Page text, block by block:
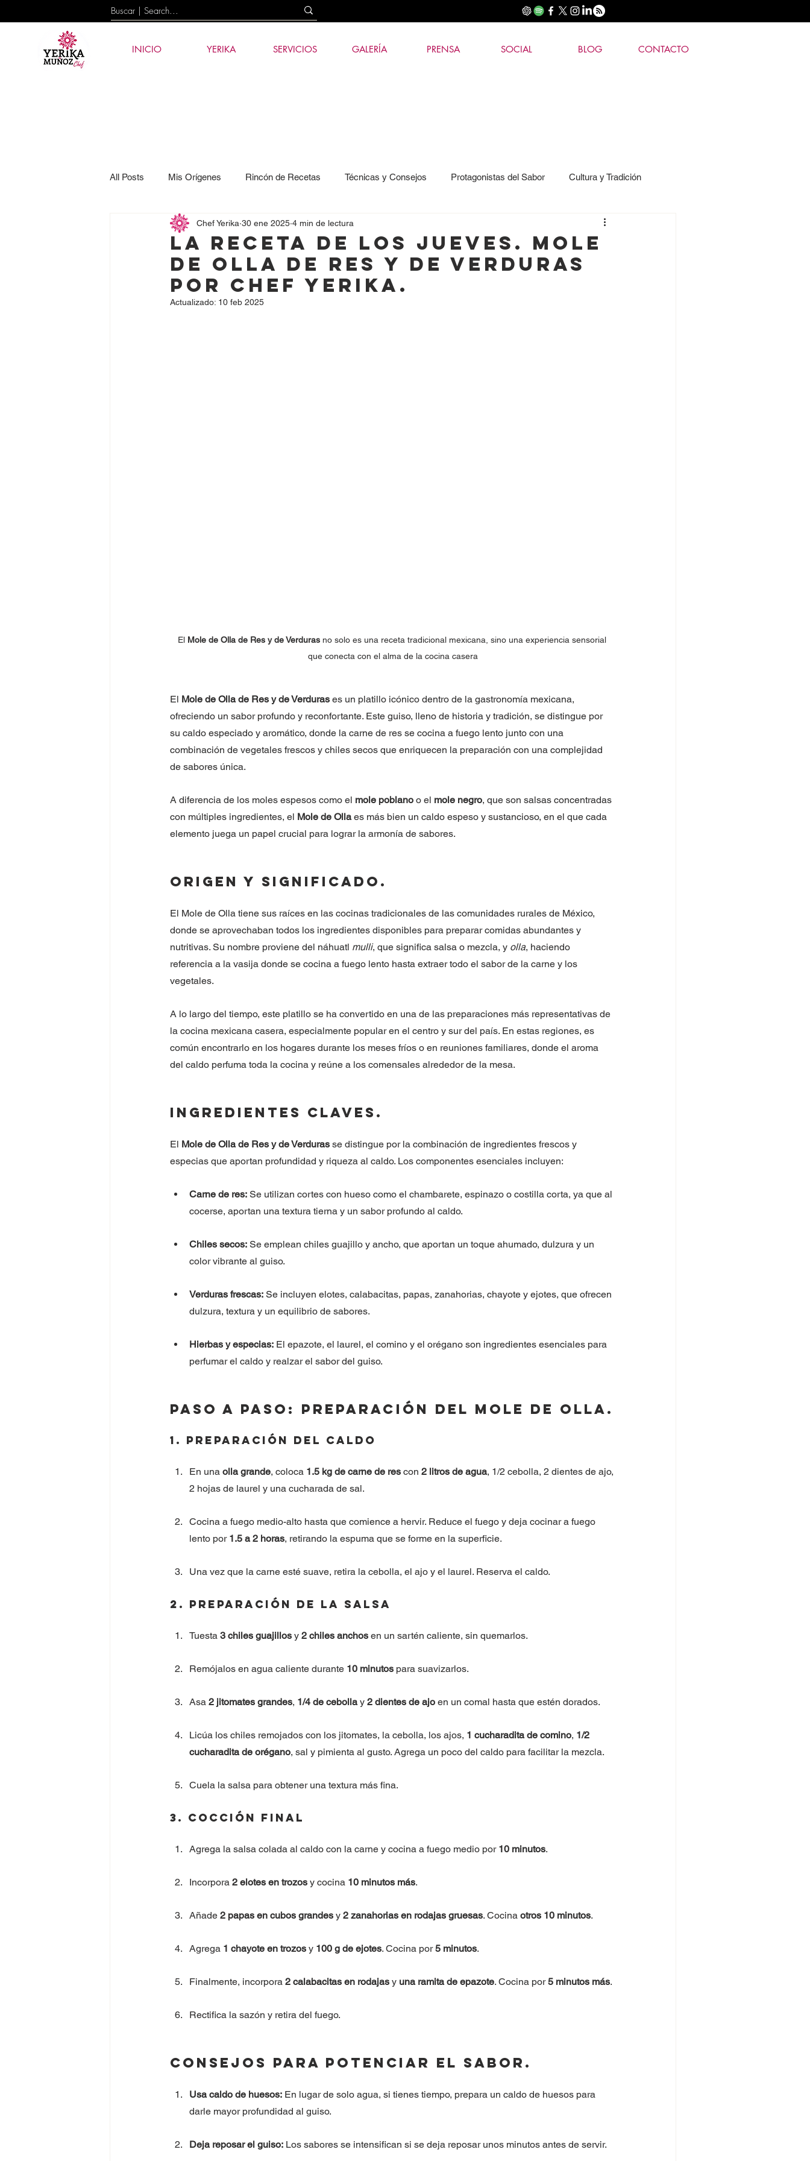
INICIO YERIKA SERVICIOS GALERÍA PRENSA SOCIAL BLOG CONTACTO
All Posts Mis Orígenes Rincón de Recetas Técnicas y Consejos Protagonistas del Sabor Cultura y Tradición
News Tecnología e IA
LA RECETA DE LOS JUEVES. Mole
de Olla de Res y de Verduras
por chef yerika.
Chef Yerika 30 ene 2025 4 min de lectura
Actualizado: 10 feb 2025
El Mole de Olla de Res y de Verduras no solo es una receta tradicional mexicana, sino una experiencia sensorial
que conecta con el alma de la cocina casera
El Mole de Olla de Res y de Verduras es un platillo icónico dentro de la gastronomía mexicana,
ofreciendo un sabor profundo y reconfortante. Este guiso, lleno de historia y tradición, se distingue por
su caldo especiado y aromático, donde la carne de res se cocina a fuego lento junto con una
combinación de vegetales frescos y chiles secos que enriquecen la preparación con una complejidad
de sabores única.
A diferencia de los moles espesos como el mole poblano o el mole negro, que son salsas concentradas
con múltiples ingredientes, el Mole de Olla es más bien un caldo espeso y sustancioso, en el que cada
elemento juega un papel crucial para lograr la armonía de sabores.
Origen y Significado.
El Mole de Olla tiene sus raíces en las cocinas tradicionales de las comunidades rurales de México,
donde se aprovechaban todos los ingredientes disponibles para preparar comidas abundantes y
nutritivas. Su nombre proviene del náhuatl mulli, que significa salsa o mezcla, y olla, haciendo
referencia a la vasija donde se cocina a fuego lento hasta extraer todo el sabor de la carne y los
vegetales.
A lo largo del tiempo, este platillo se ha convertido en una de las preparaciones más representativas de
la cocina mexicana casera, especialmente popular en el centro y sur del país. En estas regiones, es
común encontrarlo en los hogares durante los meses fríos o en reuniones familiares, donde el aroma
del caldo perfuma toda la cocina y reúne a los comensales alrededor de la mesa.
Ingredientes Claves.
El Mole de Olla de Res y de Verduras se distingue por la combinación de ingredientes frescos y
especias que aportan profundidad y riqueza al caldo. Los componentes esenciales incluyen:
Carne de res: Se utilizan cortes con hueso como el chambarete, espinazo o costilla corta, ya que al
cocerse, aportan una textura tierna y un sabor profundo al caldo.
Chiles secos: Se emplean chiles guajillo y ancho, que aportan un toque ahumado, dulzura y un
color vibrante al guiso.
Verduras frescas: Se incluyen elotes, calabacitas, papas, zanahorias, chayote y ejotes, que ofrecen
dulzura, textura y un equilibrio de sabores.
Hierbas y especias: El epazote, el laurel, el comino y el orégano son ingredientes esenciales para
perfumar el caldo y realzar el sabor del guiso.
Paso a Paso: Preparación del Mole de Olla.
1. Preparación del caldo
En una olla grande, coloca 1.5 kg de carne de res con 2 litros de agua, 1/2 cebolla, 2 dientes de ajo,
2 hojas de laurel y una cucharada de sal.
Cocina a fuego medio-alto hasta que comience a hervir. Reduce el fuego y deja cocinar a fuego
lento por 1.5 a 2 horas, retirando la espuma que se forme en la superficie.
Una vez que la carne esté suave, retira la cebolla, el ajo y el laurel. Reserva el caldo.
2. Preparación de la salsa
Tuesta 3 chiles guajillos y 2 chiles anchos en un sartén caliente, sin quemarlos.
Remójalos en agua caliente durante 10 minutos para suavizarlos.
Asa 2 jitomates grandes, 1/4 de cebolla y 2 dientes de ajo en un comal hasta que estén dorados.
Licúa los chiles remojados con los jitomates, la cebolla, los ajos, 1 cucharadita de comino, 1/2
cucharadita de orégano, sal y pimienta al gusto. Agrega un poco del caldo para facilitar la mezcla.
Cuela la salsa para obtener una textura más fina.
3. Cocción final
Agrega la salsa colada al caldo con la carne y cocina a fuego medio por 10 minutos.
Incorpora 2 elotes en trozos y cocina 10 minutos más.
Añade 2 papas en cubos grandes y 2 zanahorias en rodajas gruesas. Cocina otros 10 minutos.
Agrega 1 chayote en trozos y 100 g de ejotes. Cocina por 5 minutos.
Finalmente, incorpora 2 calabacitas en rodajas y una ramita de epazote. Cocina por 5 minutos más.
Rectifica la sazón y retira del fuego.
Consejos para Potenciar el Sabor.
Usa caldo de huesos: En lugar de solo agua, si tienes tiempo, prepara un caldo de huesos para
darle mayor profundidad al guiso.
Deja reposar el guiso: Los sabores se intensifican si se deja reposar unos minutos antes de servir.